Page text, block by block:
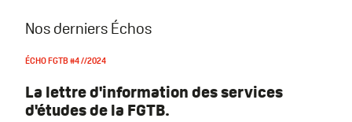
Nos derniers Échos
ÉCHO FGTB #4 //2024
La lettre d'information des services
d'études de la FGTB.